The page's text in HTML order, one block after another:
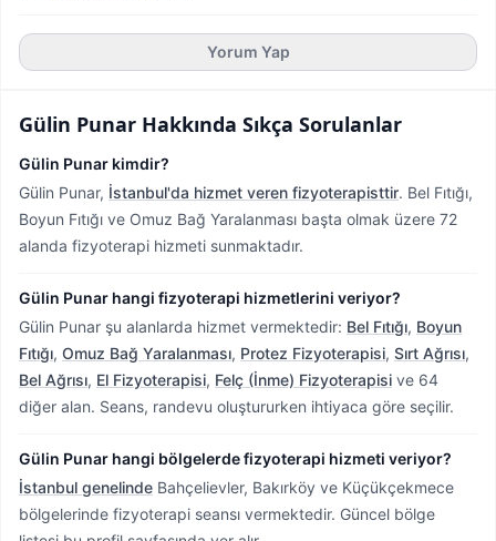
Yorum Yap
Gülin Punar Hakkında Sıkça Sorulanlar
Gülin Punar kimdir?
Gülin Punar, İstanbul'da hizmet veren fizyoterapisttir. Bel Fıtığı,
Boyun Fıtığı ve Omuz Bağ Yaralanması başta olmak üzere 72
alanda fizyoterapi hizmeti sunmaktadır.
Gülin Punar hangi fizyoterapi hizmetlerini veriyor?
Gülin Punar şu alanlarda hizmet vermektedir: Bel Fıtığı, Boyun
Fıtığı, Omuz Bağ Yaralanması, Protez Fizyoterapisi, Sırt Ağrısı,
Bel Ağrısı, El Fizyoterapisi, Felç (İnme) Fizyoterapisi ve 64
diğer alan. Seans, randevu oluştururken ihtiyaca göre seçilir.
Gülin Punar hangi bölgelerde fizyoterapi hizmeti veriyor?
İstanbul genelinde Bahçelievler, Bakırköy ve Küçükçekmece
bölgelerinde fizyoterapi seansı vermektedir. Güncel bölge